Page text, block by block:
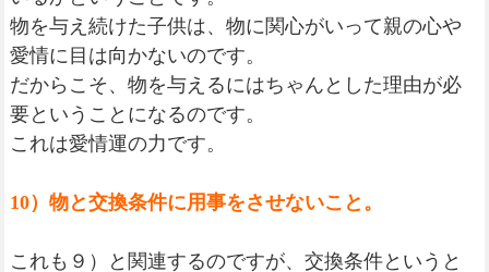
物を与え続けた子供は、物に関心がいって親の心や
愛情に目は向かないのです。
だからこそ、物を与えるにはちゃんとした理由が必
要ということになるのです。
これは愛情運の力です。
10）物と交換条件に用事をさせないこと。
これも９）と関連するのですが、交換条件というと